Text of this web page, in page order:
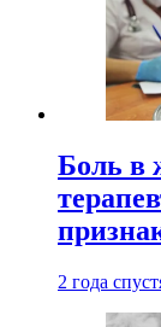
Боль в
2 года